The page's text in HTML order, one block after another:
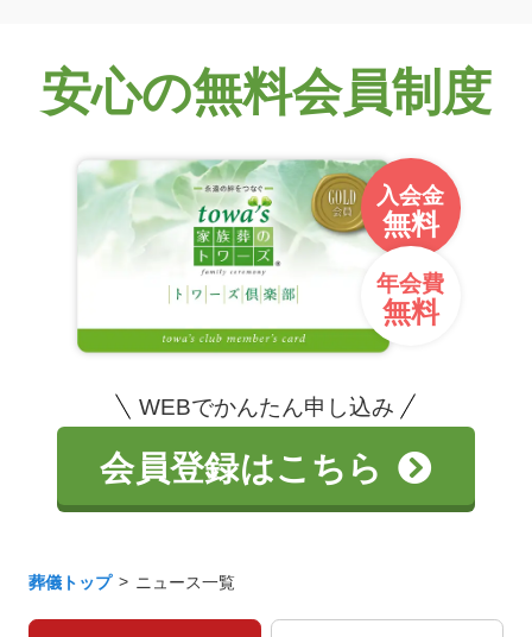
安心の無料会員制度
入会金
無料
年会費
無料
WEBでかんたん申し込み
会員登録はこちら
葬儀トップ ニュース一覧